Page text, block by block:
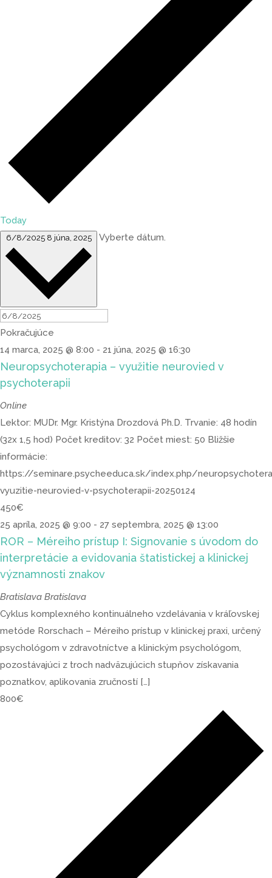
Today
6/8/2025 8 júna, 2025 Vyberte dátum.
Pokračujúce
14 marca, 2025 @ 8:00 - 21 júna, 2025 @ 16:30
Neuropsychoterapia – využitie neurovied v
psychoterapii
Online
Lektor: MUDr. Mgr. Kristýna Drozdová Ph.D. Trvanie: 48 hodín
(32x 1,5 hod) Počet kreditov: 32 Počet miest: 50 Bližšie
informácie:
https://seminare.psycheeduca.sk/index.php/
vyuzitie-neurovied-v-psychoterapii-20250124
450€
25 apríla, 2025 @ 9:00 - 27 septembra, 2025 @ 13:00
ROR – Méreiho prístup I: Signovanie s úvodom do
interpretácie a evidovania štatistickej a klinickej
významnosti znakov
Bratislava Bratislava
Cyklus komplexného kontinuálneho vzdelávania v kráľovskej
metóde Rorschach – Méreiho prístup v klinickej praxi, určený
psychológom v zdravotníctve a klinickým psychológom,
pozostávajúci z troch nadväzujúcich stupňov získavania
poznatkov, aplikovania zručností […]
800€